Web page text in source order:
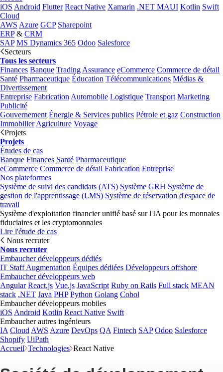
iOS Android Flutter React Native Xamarin .NET MAUI Kotlin Swift
Cloud
AWS Azure GCP Sharepoint
ERP& CRM
SAP MS Dynamics 365 Odoo Salesforce
Secteurs
Tous les secteurs
Finances Banque Trading Assurance eCommerce Commerce de détail
Santé Pharmaceutique Éducation Télécommunications Médias &
Divertissement
Entreprise Fabrication Automobile Logistique Transport Marketing
Publicité
Gouvernement Énergie & Services publics Pétrole et gaz Construction
Immobilier Agriculture Voyage
Projets
Projets
Études de cas
Banque Finances Santé Pharmaceutique
eCommerce Commerce de détail Fabrication Entreprise
Nos plateformes
Système de suivi des candidats (ATS) Système GRH Système de
gestion de l'apprentissage (LMS) Système de réservation d'espace de
travail
Système d'exploitation financier unifié basé sur l'IA pour les monnaies
fiduciaires et les cryptomonnaies
Lire l'étude de cas
Nous recruter
Nous recruter
Embaucher développeurs dédiés
IT Staff Augmentation Équipes dédiées Développeurs offshore
Embaucher développeurs web
Angular React.js Vue.js JavaScript Ruby on Rails Full stack MEAN
stack .NET Java PHP Python Golang Cobol
Embaucher développeurs mobiles
iOS Android Kotlin React Native Swift
Embaucher autres ingénieurs
IA Cloud AWS Azure DevOps QA Fintech SAP Odoo Salesforce
Shopify UiPath
Accueil Technologies React Native